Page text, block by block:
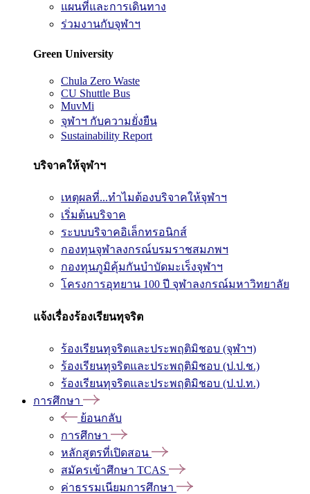
แผนที่และการเดินทาง
ร่วมงานกับจุฬาฯ
Green University
Chula Zero Waste
CU Shuttle Bus
MuvMi
จุฬาฯ กับความยั่งยืน
Sustainability Report
บริจาคให้จุฬาฯ
เหตุผลที่...ทำไมต้องบริจาคให้จุฬาฯ
เริ่มต้นบริจาค
ระบบบริจาคอิเล็กทรอนิกส์
กองทุนจุฬาลงกรณ์บรมราชสมภพฯ
กองทุนภูมิคุ้มกันบำบัดมะเร็งจุฬาฯ
โครงการอุทยาน 100 ปี จุฬาลงกรณ์มหาวิทยาลัย
แจ้งเรื่องร้องเรียนทุจริต
ร้องเรียนทุจริตและประพฤติมิชอบ (จุฬาฯ)
ร้องเรียนทุจริตและประพฤติมิชอบ (ป.ป.ช.)
ร้องเรียนทุจริตและประพฤติมิชอบ (ป.ป.ท.)
การศึกษา
ย้อนกลับ
การศึกษา
หลักสูตรที่เปิดสอน
สมัครเข้าศึกษา TCAS
ค่าธรรมเนียมการศึกษา